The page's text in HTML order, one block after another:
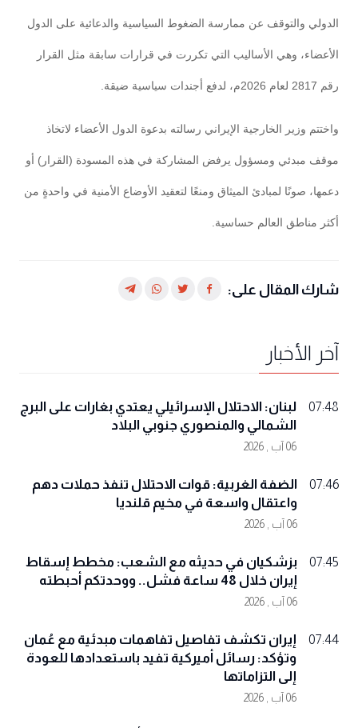
الدولي والتوقف عن ممارسة الضغوط السياسية والدعائية على الدول
الأعضاء، وهي الأساليب التي تكررت في قرارات سابقة مثل القرار
رقم 2817 لعام 2026م، لدفع أجندات سياسية ضيقة.
واختتم وزير الخارجية الإيراني رسالته بدعوة الدول الأعضاء لاتخاذ
موقف مبدئي ومسؤول يرفض المشاركة في هذه المسودة (القرار) أو
دعمها، صونًا لمبادئ الميثاق ومنعًا لتعقيد الأوضاع الأمنية في واحدةٍ من
أكثر مناطق العالم حساسية.
شارك المقال على:
آخر الأخبار
07:48
لبنان: الاحتلال الإسرائيلي يعتدي بغارات على البرج
الشمالي والمنصوري جنوبي البلاد
06 آب , 2026
07:46
الضفة الغربية: قوات الاحتلال تنفذ حملات دهم
واعتقال واسعة في مخيم قلنديا
06 آب , 2026
07:45
بزشكيان في حديثه مع الشعب: مخطط إسقاط
إيران خلال 48 ساعة فشل.. ووحدتكم أحبطته
06 آب , 2026
07:44
إيران تكشف تفاصيل تفاهمات مبدئية مع عُمان
وتؤكد: رسائل أميركية تفيد باستعدادها للعودة
إلى التزاماتها
06 آب , 2026